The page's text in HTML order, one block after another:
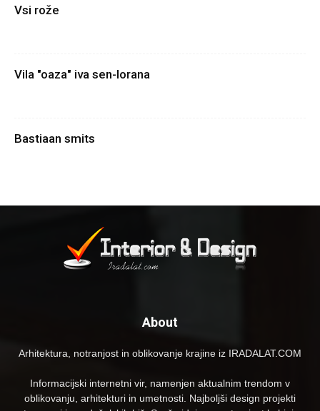
Vsi rože
Vila "oaza" iva sen-lorana
Bastiaan smits
About
Arhitektura, notranjost in oblikovanje krajine iz IRADALAT.COM
Informacijski internetni vir, namenjen aktualnim trendom v
oblikovanju, arhitekturi in umetnosti. Najboljši design projekti